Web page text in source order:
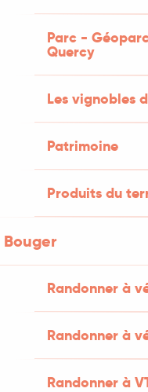
Parc -
Quercy
Les vignobles
Patrimoine
Produits du
Bouger
Randonner à
Randonner à
Randonner à